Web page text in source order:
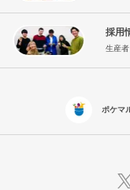
採用
生産
ポケマ